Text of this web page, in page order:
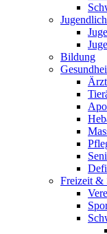
Bildung
Freizeit &